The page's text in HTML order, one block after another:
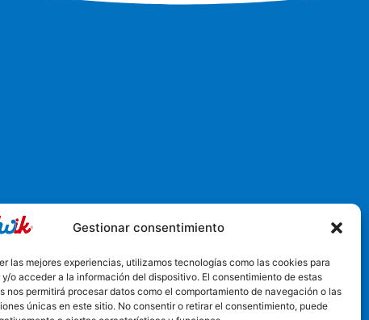
Gestionar consentimiento
las mejores experiencias, utilizamos tecnologías como las cookies para
o acceder a la información del dispositivo. El consentimiento de estas
nos permitirá procesar datos como el comportamiento de navegación o las
únicas en este sitio. No consentir o retirar el consentimiento, puede
Churriana de la Vega, España